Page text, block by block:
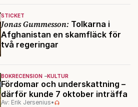
STICKET
Jonas Gummesson: Tolkarna i
Afghanistan en skamfläck för
två regeringar
BOKRECENSION KULTUR
Fördomar och underskattning –
därför kunde 7 oktober inträffa
Av: Erik Jersenius•